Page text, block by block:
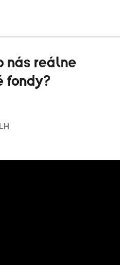
nás reálne
fondy?